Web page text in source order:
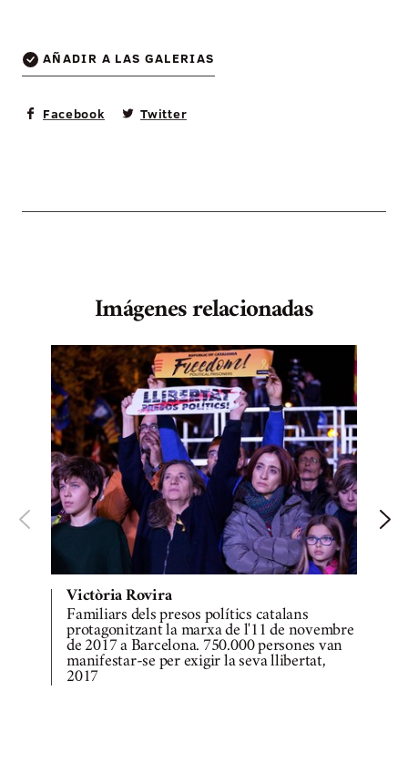
AÑADIR A LAS GALERIAS
Facebook Twitter
Imágenes relacionadas
Victòria Rovira
Familiars dels presos polítics catalans
protagonitzant la marxa de l'11 de novembre
de 2017 a Barcelona. 750.000 persones van
manifestar-se per exigir la seva llibertat,
2017